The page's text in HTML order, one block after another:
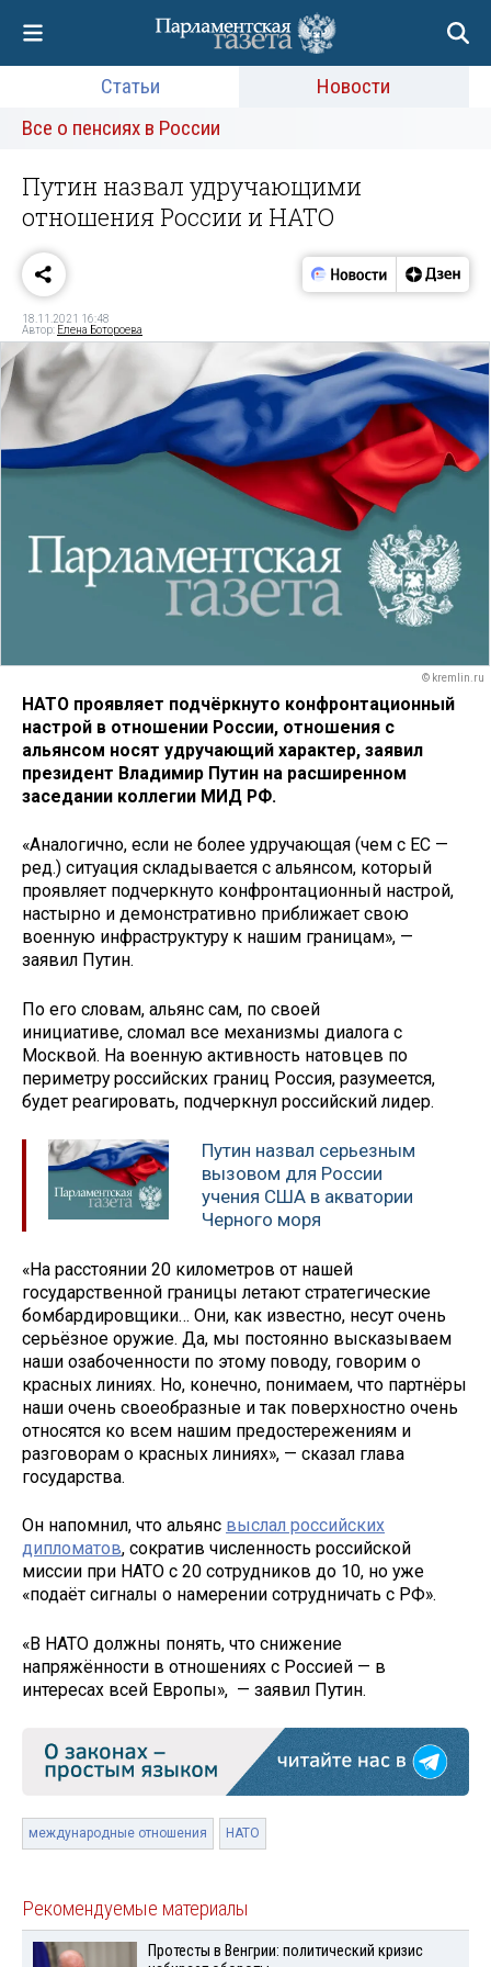
Статьи
Новости
Все о пенсиях в России
Путин назвал удручающими
отношения России и НАТО
18.11.2021 16:48
Автор: Елена Ботороева
© kremlin.ru
НАТО проявляет подчёркнуто конфронтационный
настрой в отношении России, отношения с
альянсом носят удручающий характер, заявил
президент Владимир Путин на расширенном
заседании коллегии МИД РФ.
«Аналогично, если не более удручающая (чем с ЕС —
ред.) ситуация складывается с альянсом, который
проявляет подчеркнуто конфронтационный настрой,
настырно и демонстративно приближает свою
военную инфраструктуру к нашим границам», —
заявил Путин.
По его словам, альянс сам, по своей
инициативе, сломал все механизмы диалога с
Москвой. На военную активность натовцев по
периметру российских границ Россия, разумеется,
будет реагировать, подчеркнул российский лидер.
Путин назвал серьезным
вызовом для России
учения США в акватории
Черного моря
«На расстоянии 20 километров от нашей
государственной границы летают стратегические
бомбардировщики… Они, как известно, несут очень
серьёзное оружие. Да, мы постоянно высказываем
наши озабоченности по этому поводу, говорим о
красных линиях. Но, конечно, понимаем, что партнёры
наши очень своеобразные и так поверхностно очень
относятся ко всем нашим предостережениям и
разговорам о красных линиях», — сказал глава
государства.
Он напомнил, что альянс выслал российских
дипломатов, сократив численность российской
миссии при НАТО с 20 сотрудников до 10, но уже
«подаёт сигналы о намерении сотрудничать с РФ».
«В НАТО должны понять, что снижение
напряжённости в отношениях с Россией — в
интересах всей Европы», — заявил Путин.
международные отношения НАТО
Рекомендуемые материалы
Протесты в Венгрии: политический кризис